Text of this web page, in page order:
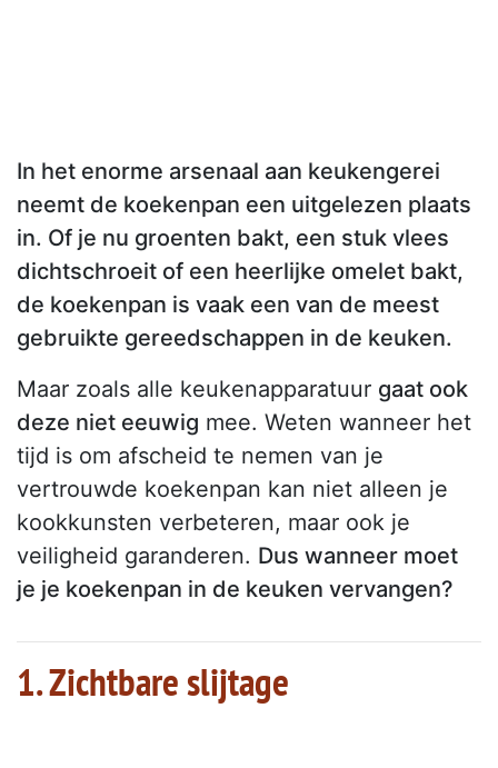
In het enorme arsenaal aan keukengerei
neemt de koekenpan een uitgelezen plaats
in. Of je nu groenten bakt, een stuk vlees
dichtschroeit of een heerlijke omelet bakt,
de koekenpan is vaak een van de meest
gebruikte gereedschappen in de keuken.
Maar zoals alle keukenapparatuur gaat ook
deze niet eeuwig mee. Weten wanneer het
tijd is om afscheid te nemen van je
vertrouwde koekenpan kan niet alleen je
kookkunsten verbeteren, maar ook je
veiligheid garanderen. Dus wanneer moet
je je koekenpan in de keuken vervangen?
1. Zichtbare slijtage